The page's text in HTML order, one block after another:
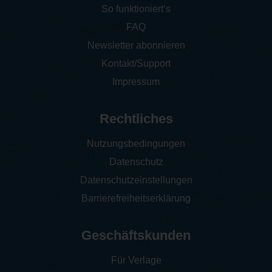
So funktioniert‘s
FAQ
Newsletter abonnieren
Kontakt/Support
Impressum
Rechtliches
Nutzungsbedingungen
Datenschutz
Datenschutzeinstellungen
Barrierefreiheitserklärung
Geschäftskunden
Für Verlage